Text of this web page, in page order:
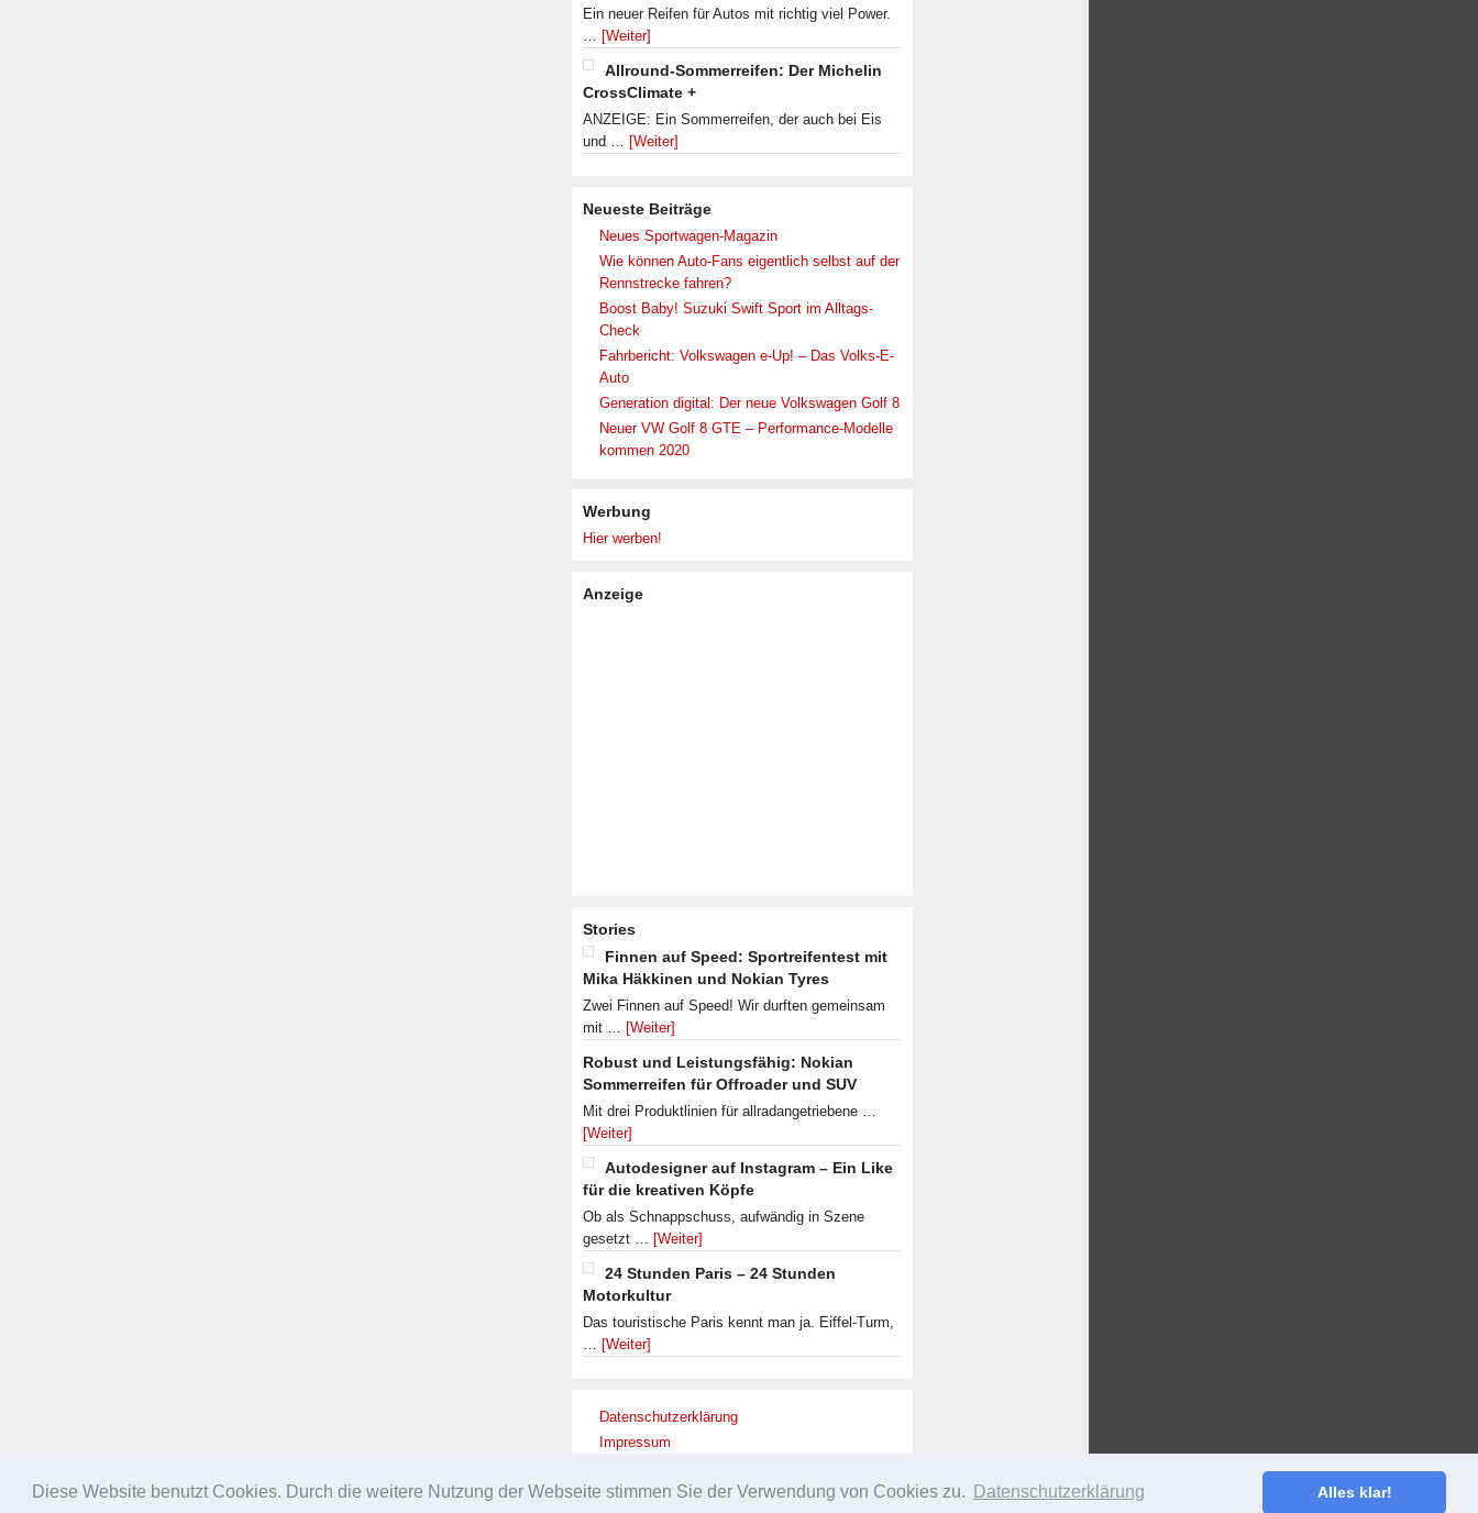
Diese Website benutzt Cookies. Durch die weitere Nutzung der Webseite stimmen Sie der Verwendung von Cookies zu. Datenschutzerklärung Alles klar!
Ein neuer Reifen für Autos mit richtig viel Power.
… [Weiter]
Allround-Sommerreifen: Der Michelin
CrossClimate +
ANZEIGE: Ein Sommerreifen, der auch bei Eis
und … [Weiter]
Neueste Beiträge
Neues Sportwagen-Magazin
Wie können Auto-Fans eigentlich selbst auf der
Rennstrecke fahren?
Boost Baby! Suzuki Swift Sport im Alltags-
Check
Fahrbericht: Volkswagen e-Up! – Das Volks-E-
Auto
Generation digital: Der neue Volkswagen Golf 8
Neuer VW Golf 8 GTE – Performance-Modelle
kommen 2020
Werbung
Hier werben!
Anzeige
Stories
Finnen auf Speed: Sportreifentest mit
Mika Häkkinen und Nokian Tyres
Zwei Finnen auf Speed! Wir durften gemeinsam
mit … [Weiter]
Robust und Leistungsfähig: Nokian
Sommerreifen für Offroader und SUV
Mit drei Produktlinien für allradangetriebene …
[Weiter]
Autodesigner auf Instagram – Ein Like
für die kreativen Köpfe
Ob als Schnappschuss, aufwändig in Szene
gesetzt … [Weiter]
24 Stunden Paris – 24 Stunden
Motorkultur
Das touristische Paris kennt man ja. Eiffel-Turm,
… [Weiter]
Datenschutzerklärung
Impressum
NACH OBEN URHEBERRECHT © 2026 ·SLEEK THEME ONGENESIS FRAMEWORK ·WORDPRESS·ANMELDEN